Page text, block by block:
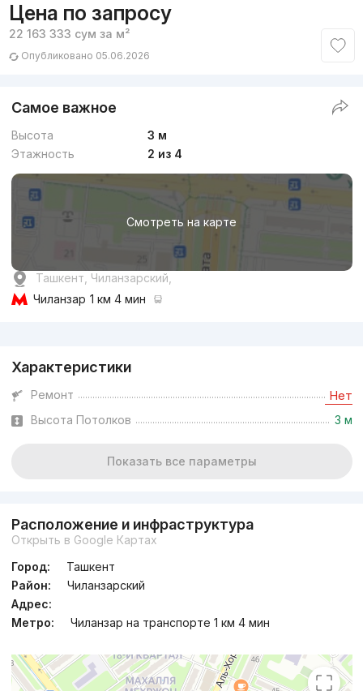
Цена по запросу
22 163 333 сум за м²
Опубликовано 05.06.2026
Самое важное
Высота
3 м
Этажность
2 из 4
Смотреть на карте
Ташкент, Чиланзарский,
Чиланзар 1 км 4 мин
Характеристики
Ремонт Нет
Высота Потолков 3 м
Показать все параметры
Расположение и инфраструктура
Открыть в Google Картах
Город:
Ташкент
Район:
Чиланзарский
Адрес:
Метро:
Чиланзар на транспорте 1 км 4 мин